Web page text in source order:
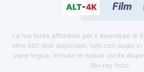
La tua fonte affidabile per il download di
oltre 500 titoli disponibili, tutti con audio
varie lingue, incluse le nuove uscite
Blu-ray fisici.